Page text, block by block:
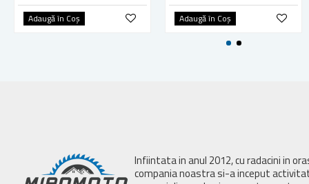
Adaugă în Coş Adaugă în Coş
Infiintata in anul 2012, cu radacini in
compania noastra si-a inceput